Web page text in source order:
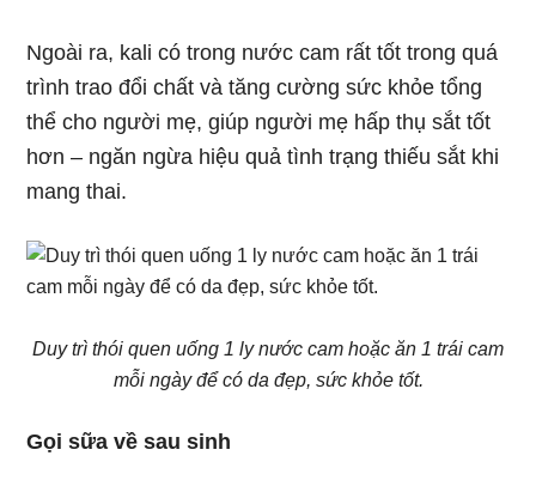
Ngoài ra, kali có trong nước cam rất tốt trong quá
trình trao đổi chất và tăng cường sức khỏe tổng
thể cho người mẹ, giúp người mẹ hấp thụ sắt tốt
hơn – ngăn ngừa hiệu quả tình trạng thiếu sắt khi
mang thai.
Duy trì thói quen uống 1 ly nước cam hoặc ăn 1 trái cam
mỗi ngày để có da đẹp, sức khỏe tốt.
Gọi sữa về sau sinh